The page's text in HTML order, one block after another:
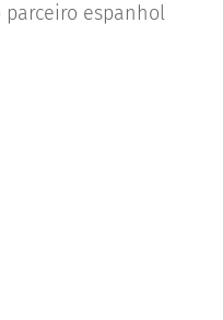
parceiro espanhol